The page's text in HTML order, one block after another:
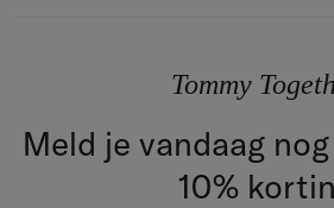
Tommy
Meld je vandaag
10%